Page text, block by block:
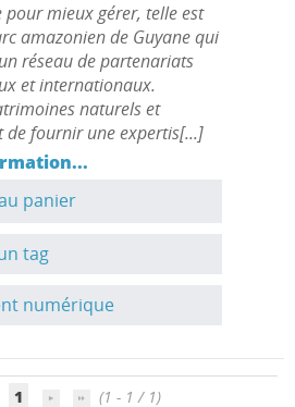
mieux gérer, telle est
amazonien de Guyane qui
réseau de partenariats
et internationaux.
naturels et
de fournir une expertis[...]
panier
tag
numérique
1 (1 - 1 / 1)